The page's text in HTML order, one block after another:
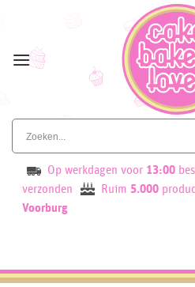
content
Op werkdagen voor 13:00
verzonden
Ruim 5.000
Voorburg